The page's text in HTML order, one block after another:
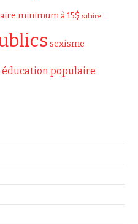
minimum à 15$ salaire
sexisme
éducation populaire